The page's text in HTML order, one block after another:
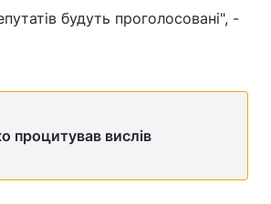
будуть проголосовані", -
процитував вислів